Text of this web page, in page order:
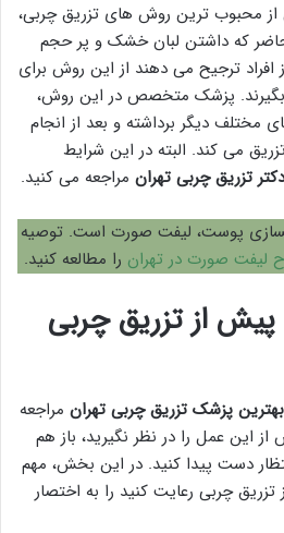
از محبوب ترین روش های تزریق چربی،
که داشتن لبان خشک و پر حجم
افراد ترجیح می دهند از این روش برای
بگیرند. پزشک متخصص در این روش،
مختلف دیگر برداشته و بعد از انجام
می کند. البته در این شرایط
تزریق چربی تهران مراجعه می کنید.
پوست، لیفت صورت است. توصیه
لیفت صورت در تهران را مطالعه کنید.
پیش از تزریق چربی
بهترین پزشک تزریق چربی تهران مراجعه
این عمل را در نظر نگیرید، باز هم
دست پیدا کنید. در این بخش، مهم
تزریق چربی رعایت کنید را به اختصار